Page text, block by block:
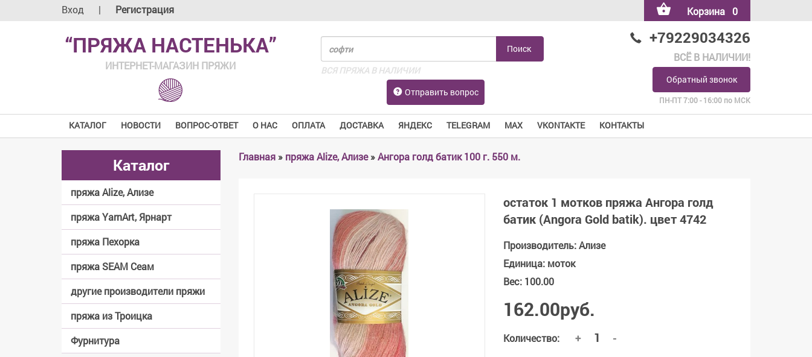
Вход | Регистрация Корзина 0
“ПРЯЖА НАСТЕНЬКА”
ИНТЕРНЕТ-МАГАЗИН ПРЯЖИ
ВСЯ ПРЯЖА В НАЛИЧИИ
Отправить вопрос
+79229034326
ВСЁ В НАЛИЧИИ!
Обратный звонок
ПН-ПТ 7:00 - 16:00 по МСК
КАТАЛОГ НОВОСТИ ВОПРОС-ОТВЕТ О НАС ОПЛАТА ДОСТАВКА ЯНДЕКС TELEGRAM MAX VKONTAKTE КОНТАКТЫ
Каталог
пряжа Alize, Ализе
пряжа YarnArt, Ярнарт
пряжа Пехорка
пряжа SEAM Сеам
другие производители пряжи
пряжа из Троицка
Фурнитура
Главная » пряжа Alize, Ализе » Ангора голд батик 100 г. 550 м.
остаток 1 мотков пряжа Ангора голд
батик (Angora Gold batik). цвет 4742
Производитель: Ализе
Единица: моток
Вес: 100.00
162.00руб.
Количество: + -